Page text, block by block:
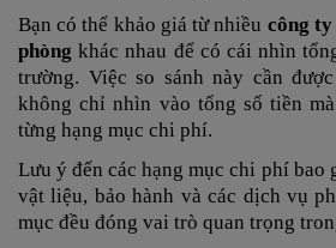
Bạn có thể khảo giá từ nhiều công
phòngkhác nhau để có cái nhìn
trường. Việc so sánh này cần
không chỉ nhìn vào tổng số tiền
từng hạng mục chi phí.
Lưu ý đến các hạng mục chi phí bao
vật liệu, bảo hành và các dịch vụ
mục đều đóng vai trò quan trọng